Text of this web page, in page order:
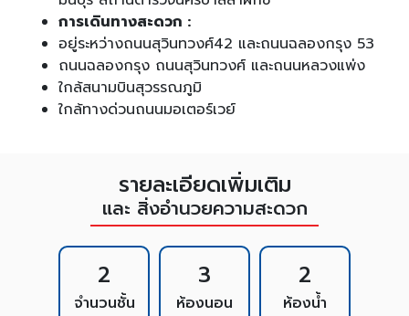
การเดินทางสะดวก :
อยู่ระหว่างถนนสุวินทวงศ์42 และถนนฉลองกรุง 53
ถนนฉลองกรุง ถนนสุวินทวงศ์ และถนนหลวงแพ่ง
ใกล้สนามบินสุวรรณภูมิ
ใกล้ทางด่วนถนนมอเตอร์เวย์
รายละเอียดเพิ่มเติม
และ สิ่งอำนวยความสะดวก
2
จำนวนชั้น
3
ห้องนอน
2
ห้องน้ำ